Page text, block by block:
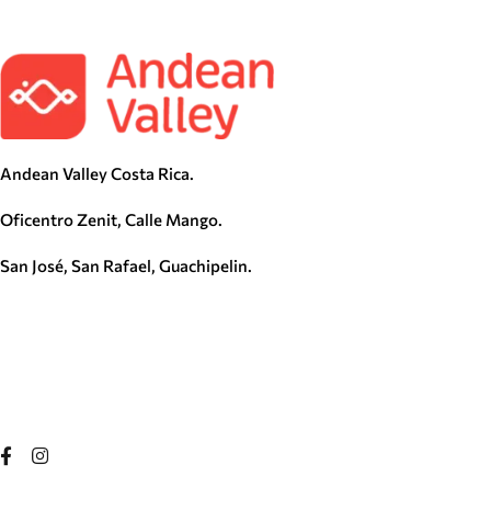
Andean Valley Costa Rica.
Oficentro Zenit, Calle Mango.
San José, San Rafael, Guachipelin.